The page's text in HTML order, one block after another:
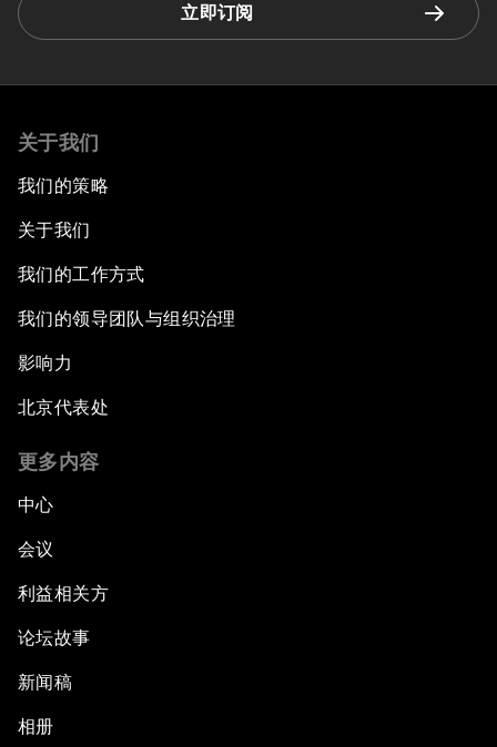
立即订阅
关于我们
我们的策略
关于我们
我们的工作方式
我们的领导团队与组织治理
影响力
北京代表处
更多内容
中心
会议
利益相关方
论坛故事
新闻稿
相册